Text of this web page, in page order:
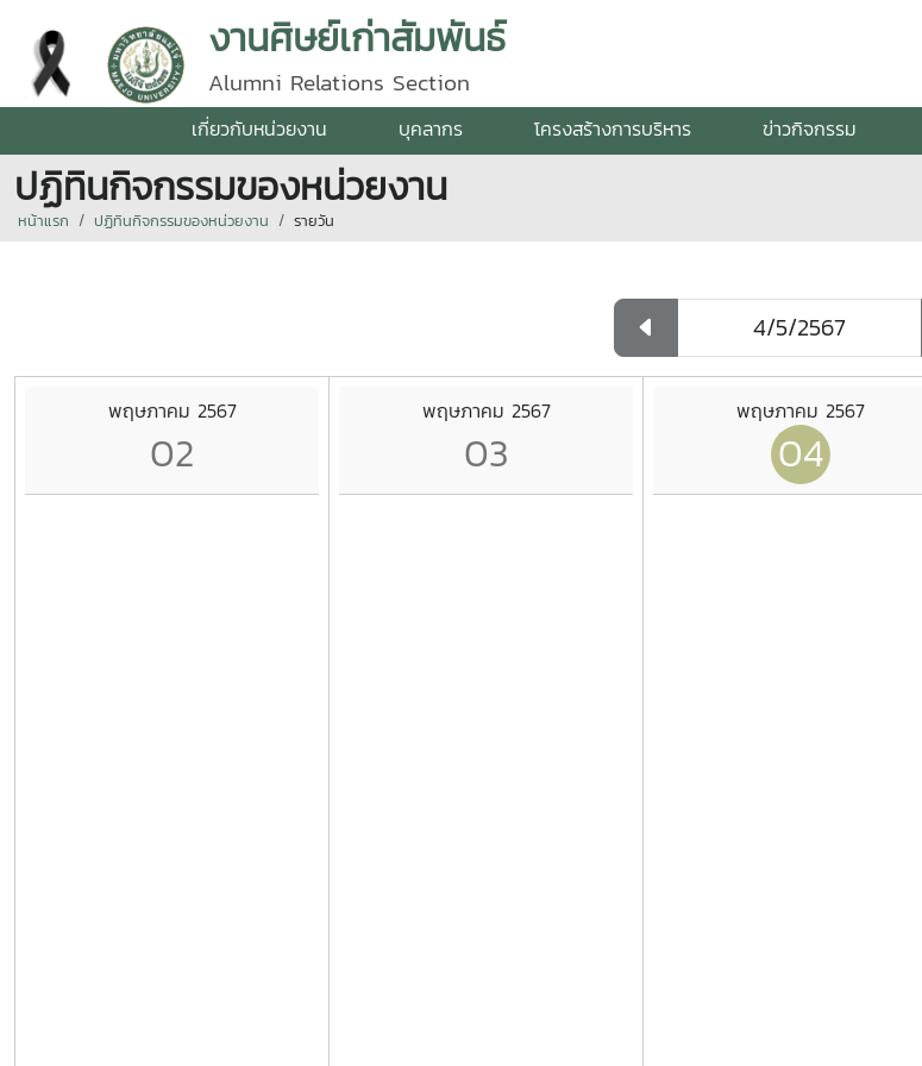
งานศิษย์เก่าสัมพันธ์
Alumni Relations Section
เกี่ยวกับหน่วยงาน บุคลากร โครงสร้างการบริหาร ข่าวกิจกรรม
ปฏิทินกิจกรรมของหน่วยงาน
หน้าแรก ปฏิทินกิจกรรมของหน่วยงาน รายวัน
พฤษภาคม 2567
02
พฤษภาคม 2567
03
พฤษภาคม 2567
04